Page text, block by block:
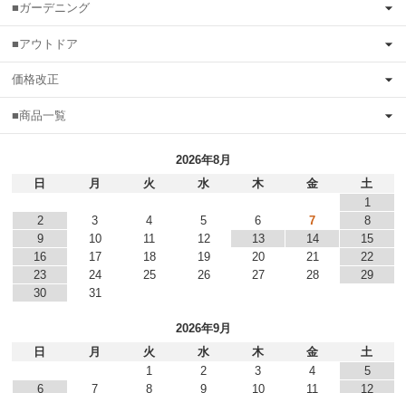
■ガーデニング
■アウトドア
価格改正
■商品一覧
2026年8月
日
月 火 水 木 金
土
1
2
3 4 5 6 7
8
9
10 11 12 13 14
15
16
17 18 19 20 21
22
23
24 25 26 27 28
29
30
31
2026年9月
日
月 火 水 木 金
土
1
2 3 4
5
6
7 8 9 10 11 12